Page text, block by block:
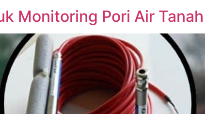
Monitoring Pori Air Tanah